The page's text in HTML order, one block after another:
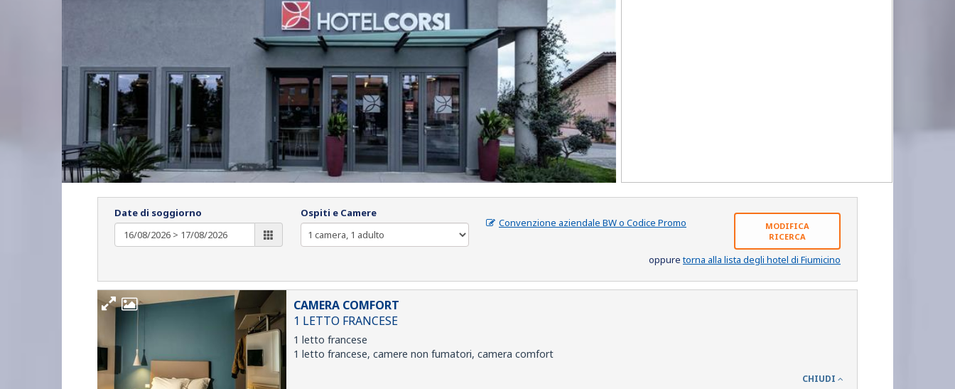
Date di soggiorno Ospiti e Camere
Convenzione aziendale BW o Codice Promo
MODIFICA
RICERCA
oppuretorna alla lista degli hotel di Fiumicino
CAMERA COMFORT
1 LETTO FRANCESE
1 letto francese
1 letto francese, camere non fumatori, camera comfort
CHIUDI